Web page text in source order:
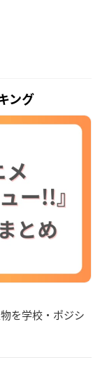
ング
を学校・ポジシ